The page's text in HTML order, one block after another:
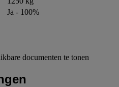
Ja - 100%
documenten te tonen